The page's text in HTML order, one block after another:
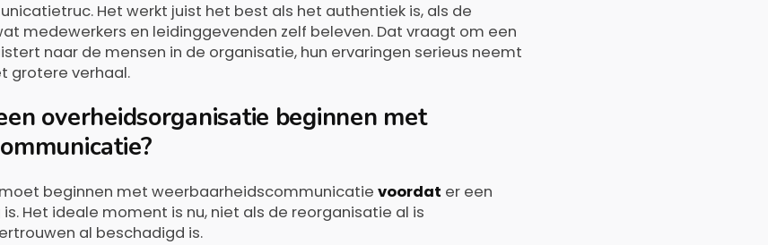
Het werkt juist het best als het authentiek is, als de
medewerkers en leidinggevenden zelf beleven. Dat vraagt om een
naar de mensen in de organisatie, hun ervaringen serieus neemt
grotere verhaal.
overheidsorganisatie beginnen met
beginnen met weerbaarheidscommunicatie voordat er een
Het ideale moment is nu, niet als de reorganisatie al is
al beschadigd is.